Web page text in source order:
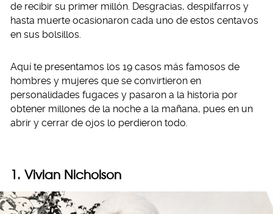
de recibir su primer millón. Desgracias, despilfarros y
hasta muerte ocasionaron cada uno de estos centavos
en sus bolsillos.
Aquí te presentamos los 19 casos más famosos de
hombres y mujeres que se convirtieron en
personalidades fugaces y pasaron a la historia por
obtener millones de la noche a la mañana, pues en un
abrir y cerrar de ojos lo perdieron todo.
1. Vivian Nicholson